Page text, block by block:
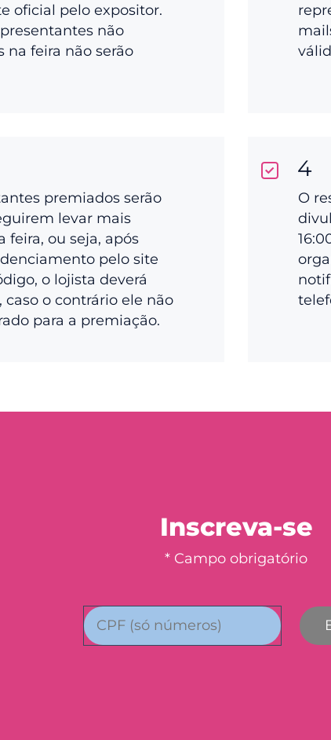
oficial pelo expositor.
não
na feira não serão
premiados serão
levar mais
feira, ou seja, após
pelo site
o lojista deverá
caso o contrário ele não
para a premiação.
4
O
Inscreva-se
* Campo obrigatório